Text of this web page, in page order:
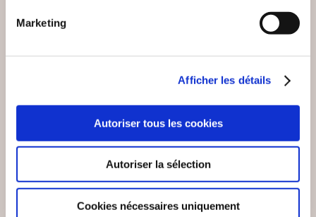
Marketing
Afficher les détails
Autoriser tous les cookies
Autoriser la sélection
Cookies nécessaires uniquement
De 3 à 7 ans
9€92 12€00